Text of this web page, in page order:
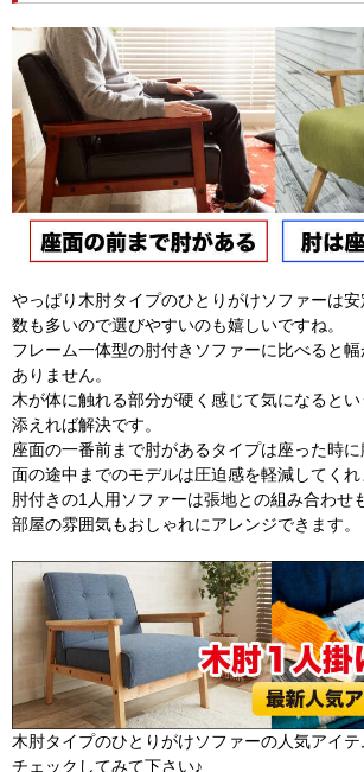
やっぱり木肘タイプのひとりがけソファーは
数も多いので選びやすいのも嬉しいですね。
フレーム一体型の肘付きソファーに比べると
ありません。
木が体に触れる部分が硬く感じて気になると
添えれば解決です。
座面の一番前まで肘があるタイプは座った時
面の途中までのモデルは圧迫感を軽減してくれ
肘付きの1人用ソファーは張地との組み合わせ
部屋の雰囲気もおしゃれにアレンジできます。
木肘タイプのひとりがけソファーの人気アイテ
チェックしてみて下さい♪